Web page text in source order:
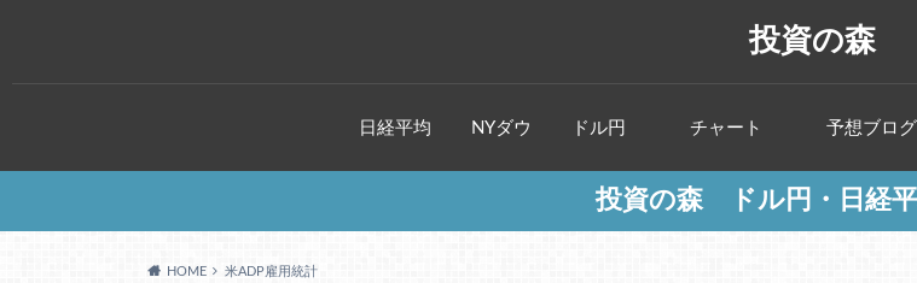
投資の森
日経平均 NYダウ ドル円 チャート 予想ブログ
投資の森 ドル円・日経
HOME 米ADP雇用統計